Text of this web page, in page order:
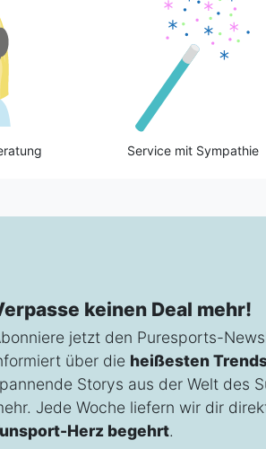
Service mit Sympathie
keinen Deal mehr!
jetzt den Puresports-
über die heißesten
Storys aus der Welt des
Jede Woche liefern wir dir
Herz begehrt.